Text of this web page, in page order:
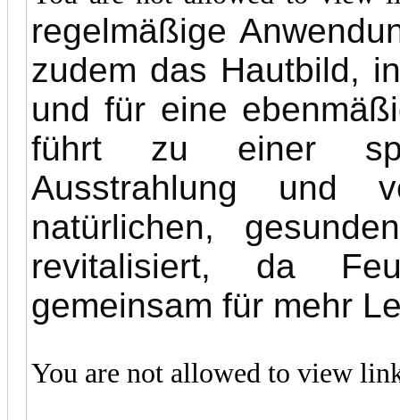
regelmäßige
zudem das Hautbild,
und für eine
führt zu einer
Ausstrahlung und
natürlichen,
revitalisiert, da
gemeinsam für mehr
You are not allowed to view